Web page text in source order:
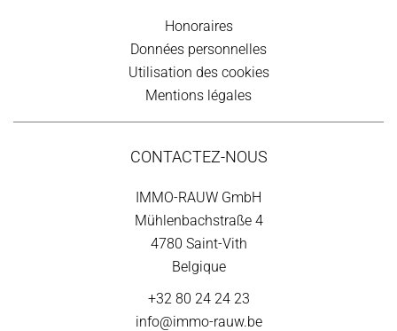
Honoraires
Données personnelles
Utilisation des cookies
Mentions légales
CONTACTEZ-NOUS
IMMO-RAUW GmbH
Mühlenbachstraße 4
4780 Saint-Vith
Belgique
+32 80 24 24 23
info@immo-rauw.be